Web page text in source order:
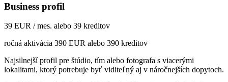
Business profil
39 EUR / mes. alebo 39 kreditov
ročná aktivácia 390 EUR alebo 390 kreditov
Najsilnejší profil pre štúdio, tím alebo fotografa s viacerými
lokalitami, ktorý potrebuje byť viditeľný aj v náročnejších dopytoch.